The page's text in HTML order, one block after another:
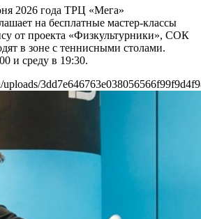
2026 года ТРЦ «Мега»
на бесплатные мастер-классы
от проекта «Физкультурники», СОК
в зоне с теннисными столами.
и среду в 19:30.
uploads/